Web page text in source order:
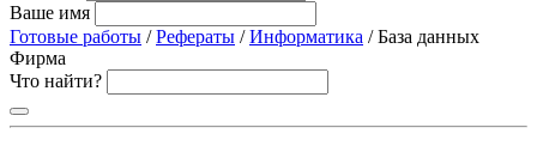
Ваше имя
Готовые работы /Рефераты /Информатика / База данных
Фирма
Что найти?